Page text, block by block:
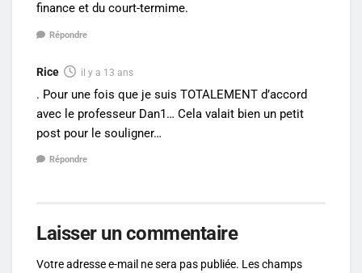
finance et du court-termime.
Répondre
Rice il y a 13 ans
. Pour une fois que je suis TOTALEMENT d’accord
avec le professeur Dan1… Cela valait bien un petit
post pour le souligner…
Répondre
Laisser un commentaire
Votre adresse e-mail ne sera pas publiée. Les champs